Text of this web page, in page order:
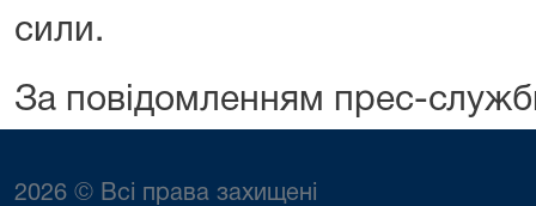
сили.
За повідомленням прес-
2026 © Всі права захищені